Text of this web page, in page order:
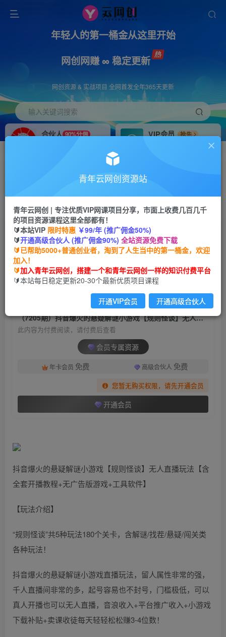
年轻人的第一桶金从这里开始
网创网赚 ∞ 稳定更新
网创资源 & 实战项目 全网首发全年365天更新
输入关键词搜索
合伙人 90%分佣
VIP会员
抢先
搭建同款网站，自己当老板
首页 创业课程 会员专属 正文
（7205期）抖音爆火的悬疑解谜小游戏【规则怪
谈】无人直播玩法【教程+游戏+工具软件
青年云网创
2年前发布
关注 私信
（7205期）抖音爆火的悬疑解谜小游戏【规则怪谈】无人直播玩法【教程+游戏+工具软件
此内容为付费阅读，请付费后查看
会员专属资源
年卡会员 免费 高级合伙人 免费
您暂无购买权限，请先开通会员
开通会员
抖音爆火的悬疑解谜小游戏【规则怪谈】无人直播玩法【含
全套开播教程+无广告版游戏+工具软件】
【玩法介绍】
“规则怪谈”共5种玩法180个关卡，含解谜/找茬/悬疑/闯关类
各种玩法！
抖音爆火的悬疑解谜小游戏直播玩法，留人属性非常的强，
千人直播间非常的多，起号容易也不封号，门槛极低，可以
真人开播也可以无人直播，音浪收入+平台推广收入+小游戏
下载补贴+卖课收徒每天轻轻松松赚3-4位数！
青年云网创资源站
青年云网创 | 专注优质VIP网课项目分享，市面上收费几百几千
的项目资源课程这里全部都有！
🔰本站VIP 限时特惠 ￥99/年 (推广佣金50%)
🔰开通高级合伙人 (推广佣金90%) 全站资源免费下载
🔰已帮助5000+普通创业者，淘到了人生当中的第一桶金，欢迎
加入！
🔰加入青年云网创，搭建一个和青年云网创一样的知识付费平台
🔰本站每日稳定更新20-30个最新优质项目课程
开通VIP会员 开通高级合伙人